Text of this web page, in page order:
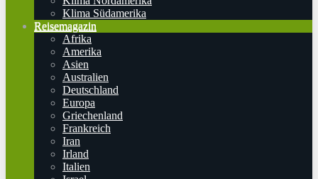
Klima Südamerika
Reisemagazin
Afrika
Amerika
Asien
Australien
Deutschland
Europa
Griechenland
Frankreich
Iran
Irland
Italien